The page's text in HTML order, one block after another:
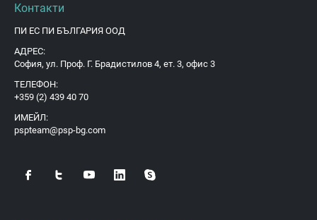
Контакти
ПИ ЕС ПИ БЪЛГАРИЯ ООД
АДРЕС:
София, ул. Проф. Г. Брадистилов 4, ет. 3, офис 3
ТЕЛЕФОН:
+359 (2) 439 40 70
ИМЕЙЛ:
pspteam@psp-bg.com